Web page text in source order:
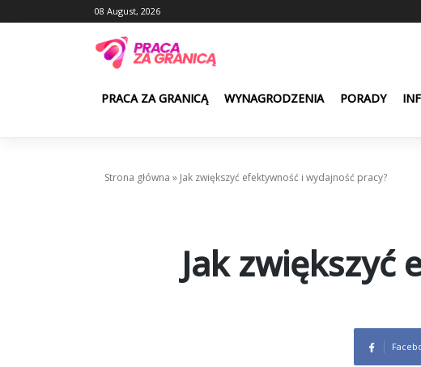
to
08 August, 2026
PRACA ZA GRANICĄ WYNAGRODZENIA PORADY
Strona główna » Jak zwiększyć efektywność i wydajność pracy?
Jak zwiększyć